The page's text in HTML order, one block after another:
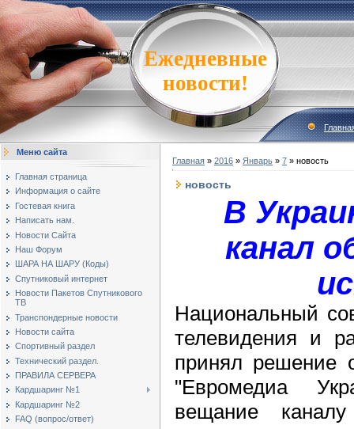
Ежедневные
новости!
Меню сайта
Главная страница
Информация о сайте
Гостевая книга
Написать нам.
Новости Сайта
Наш Форум
ШАРА НА ШАРУ (Коды)
Спутниковый интернет
Новости Пакетов Спутникового
ТВ
Транспондерные новости
Новости сайта
Спортивный раздел
Технический раздел.
ПРАВИЛА СЕРВЕРА
Кардшаринг №1
Кардшаринг №2
FAQ (вопрос/ответ)
Главная » 2016 » Январь » 7 » новость
новость
В
канал
Национальный
телевидения и
принял
"Евромедиа
вещание